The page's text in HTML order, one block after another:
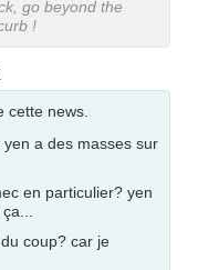
go beyond the
!
cette news.
a des masses sur
en particulier? yen
coup? car je